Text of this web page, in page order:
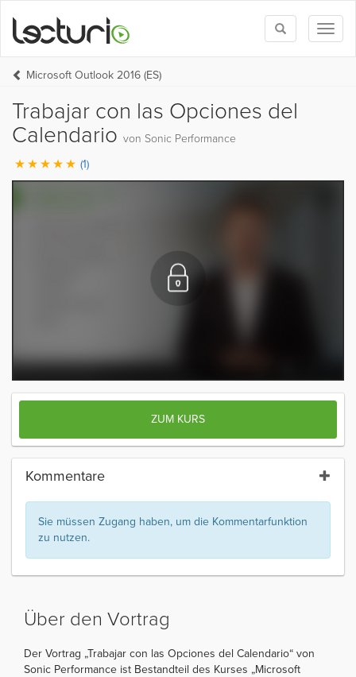
Toggle
search
Microsoft Outlook 2016 (ES)
Trabajar con las Opciones del
Calendario von Sonic Performance
(1)
ZUM KURS
Kommentare
Sie müssen Zugang haben, um die Kommentarfunktion
zu nutzen.
Über den Vortrag
Der Vortrag „Trabajar con las Opciones del Calendario“ von
Sonic Performance ist Bestandteil des Kurses „Microsoft